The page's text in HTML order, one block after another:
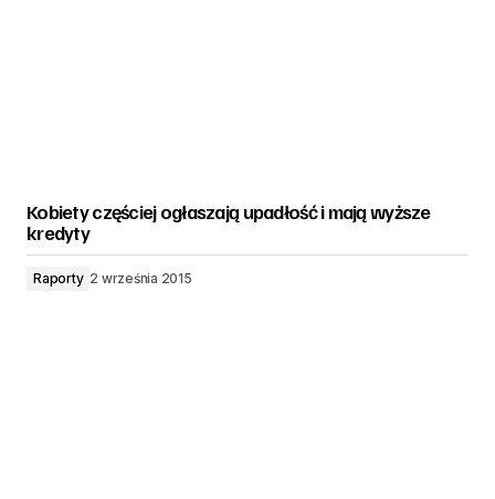
Kobiety częściej ogłaszają upadłość i mają wyższe
kredyty
Raporty 2 września 2015